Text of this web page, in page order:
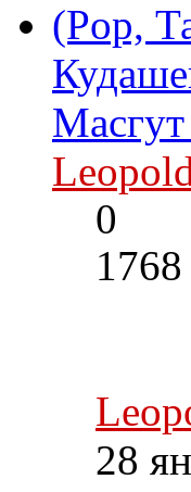
(Pop,
0
1768
28